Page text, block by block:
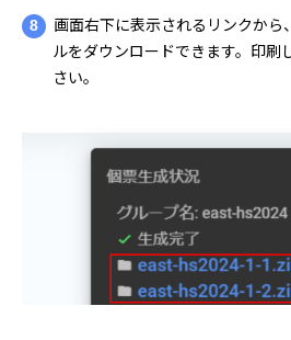
8
画面右下に表示されるリンクから
ルをダウンロードできます。印刷
さい。